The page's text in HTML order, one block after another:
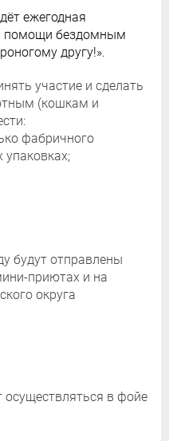
ежегодная
помощи бездомным
другу!».
участие и сделать
(кошкам и
фабричного
упаковках;
будут отправлены
приютах и на
округа
осуществляться в фойе